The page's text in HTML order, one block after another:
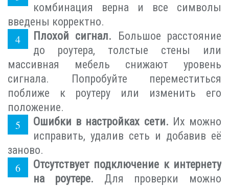
комбинация верна и все символы
введены корректно.
Плохой сигнал. Большое расстояние
до роутера, толстые стены или
массивная мебель снижают уровень
сигнала. Попробуйте переместиться
поближе к роутеру или изменить его
положение.
Ошибки в настройках сети. Их можно
исправить, удалив сеть и добавив её
заново.
Отсутствует подключение к интернету
на роутере. Для проверки можно